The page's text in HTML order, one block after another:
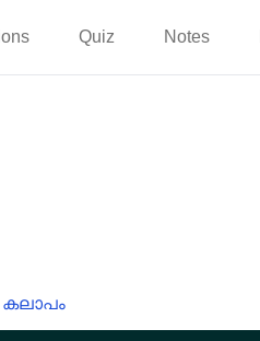
Quiz Notes
കലാപം